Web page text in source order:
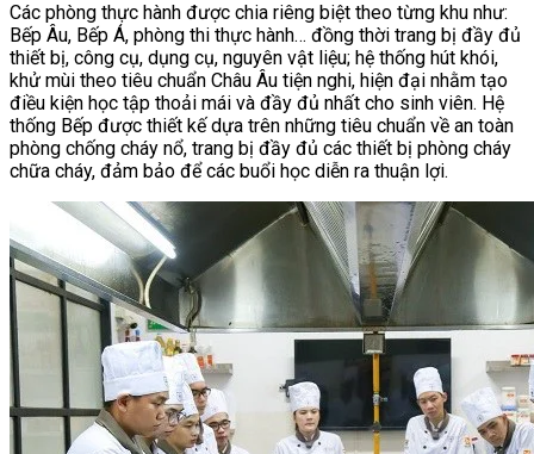
Các phòng thực hành được chia riêng biệt theo từng khu như:
Bếp Âu, Bếp Á, phòng thi thực hành… đồng thời trang bị đầy đủ
thiết bị, công cụ, dụng cụ, nguyên vật liệu; hệ thống hút khói,
khử mùi theo tiêu chuẩn Châu Âu tiện nghi, hiện đại nhằm tạo
điều kiện học tập thoải mái và đầy đủ nhất cho sinh viên. Hệ
thống Bếp được thiết kế dựa trên những tiêu chuẩn về an toàn
phòng chống cháy nổ, trang bị đầy đủ các thiết bị phòng cháy
chữa cháy, đảm bảo để các buổi học diễn ra thuận lợi.